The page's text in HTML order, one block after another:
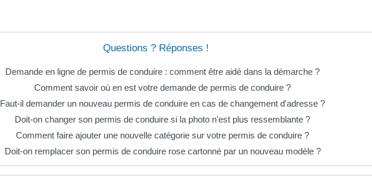
Questions ? Réponses !
Demande en ligne de permis de conduire : comment être aidé dans la démarche ?
Comment savoir où en est votre demande de permis de conduire ?
Faut-il demander un nouveau permis de conduire en cas de changement d'adresse ?
Doit-on changer son permis de conduire si la photo n'est plus ressemblante ?
Comment faire ajouter une nouvelle catégorie sur votre permis de conduire ?
Doit-on remplacer son permis de conduire rose cartonné par un nouveau modèle ?